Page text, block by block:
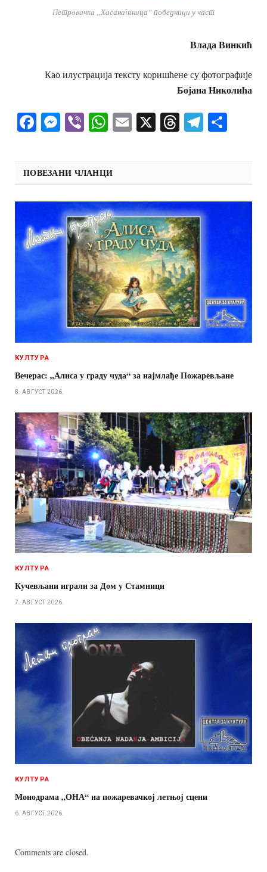
Петровачка „Хасанагиница“ победници у част
Влада Винкић
Као илустрација тексту коришћене су фотографије
Бојана Николића
Facebook
Messenger
ViberWhatsApp
Email
X Threads
ПОВЕЗАНИ ЧЛАНЦИ
КУЛТУРА
Вечерас: „Алиса у граду чуда“ за најмлађе Пожаревљане
8. АВГУСТ 2026.
КУЛТУРА
Кучевљани играли за Дом у Стамници
7. АВГУСТ 2026.
КУЛТУРА
Монодрама „ОНА“ на пожаревачкој летњој сцени
6. АВГУСТ 2026.
Comments are closed.